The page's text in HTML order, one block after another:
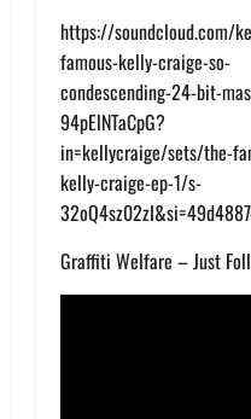
https://soundcloud.com/
famous-kelly-craige-so-
condescending-24-bit-
94pElNTaCpG?
in=kellycraige/sets/the-
kelly-craige-ep-1/s-
Graffiti Welfare – Just